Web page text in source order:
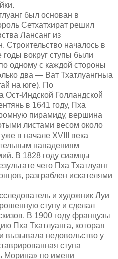
был основан в
Сетхатхират решил
Лансанг из
Строительство началось в
вокруг ступы были
одному с каждой стороны
два — Ват Тхатлуангныа
на юге). По
Ост-Индской Голландской
в 1641 году, Пха
пирамиду, вершина
листами весом около
в начале XVIII века
нападениям
В 1828 году сиамцы
чего Пха Тхатлуанг
разграблен искателями
и художник Луи
ступу и сделал
В 1900 году французы
Пха Тхатлуанга, которая
вызывала недовольство у
ступа
Морина» по имени